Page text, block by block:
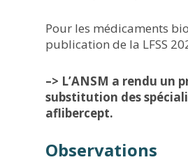
Pour les médicaments
publication de la LFSS
–> L’ANSM a rendu un
substitution des
aflibercept.
Observations